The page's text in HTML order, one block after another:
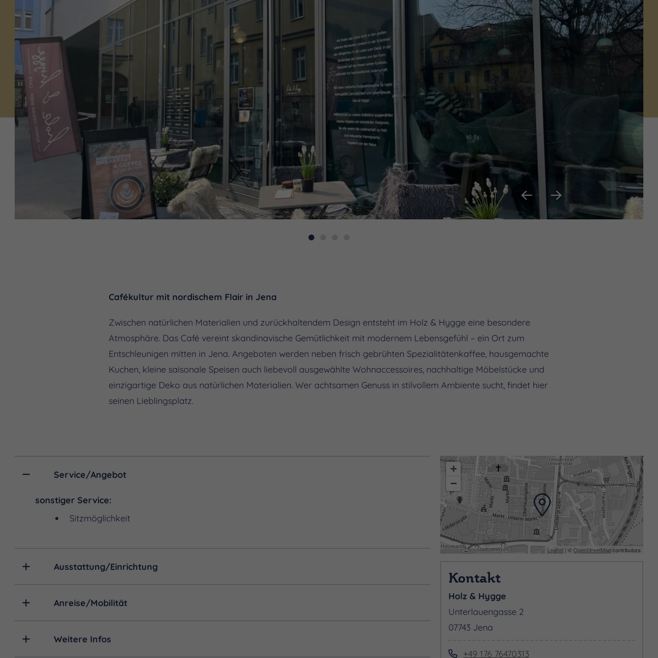
Cafékultur mit nordischem Flair in Jena
Zwischen natürlichen Materialien und zurückhaltendem Design entsteht im Holz & Hygge eine besondere
Atmosphäre. Das Café vereint skandinavische Gemütlichkeit mit modernem Lebensgefühl – ein Ort zum
Entschleunigen mitten in Jena. Angeboten werden neben frisch gebrühten Spezialitätenkaffee, hausgemachte
Kuchen, kleine saisonale Speisen auch liebevoll ausgewählte Wohnaccessoires, nachhaltige Möbelstücke und
einzigartige Deko aus natürlichen Materialien. Wer achtsamen Genuss in stilvollem Ambiente sucht, findet hier
seinen Lieblingsplatz.
Service/Angebot
sonstiger Service:
Sitzmöglichkeit
Ausstattung/Einrichtung
Anreise/Mobilität
Weitere Infos
+
−
Leaflet| ©OpenStreetMapcontributors
Kontakt
Holz & Hygge
Unterlauengasse 2
07743 Jena
+49 176 76470313